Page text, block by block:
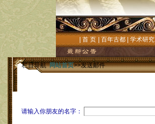
首 页 百年古都 学术研究
栏目导航网站首页>>发送邮件
请输入你朋友的名字：